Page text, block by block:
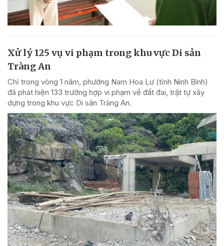
Xử lý 125 vụ vi phạm trong khu vực Di sản
Tràng An
Chỉ trong vòng 1 năm, phường Nam Hoa Lư (tỉnh Ninh Bình)
đã phát hiện 133 trường hợp vi phạm về đất đai, trật tự xây
dựng trong khu vực Di sản Tràng An.